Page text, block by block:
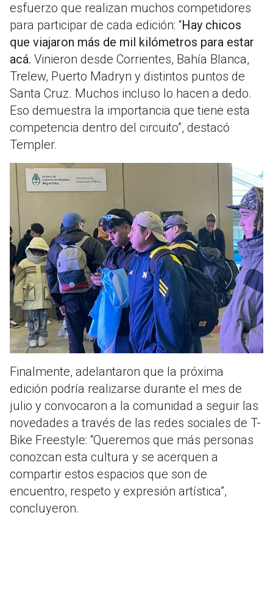
esfuerzo que realizan muchos competidores
para participar de cada edición: “Hay chicos
que viajaron más de mil kilómetros para estar
acá. Vinieron desde Corrientes, Bahía Blanca,
Trelew, Puerto Madryn y distintos puntos de
Santa Cruz. Muchos incluso lo hacen a dedo.
Eso demuestra la importancia que tiene esta
competencia dentro del circuito”, destacó
Templer.
Finalmente, adelantaron que la próxima
edición podría realizarse durante el mes de
julio y convocaron a la comunidad a seguir las
novedades a través de las redes sociales de T-
Bike Freestyle: “Queremos que más personas
conozcan esta cultura y se acerquen a
compartir estos espacios que son de
encuentro, respeto y expresión artística”,
concluyeron.